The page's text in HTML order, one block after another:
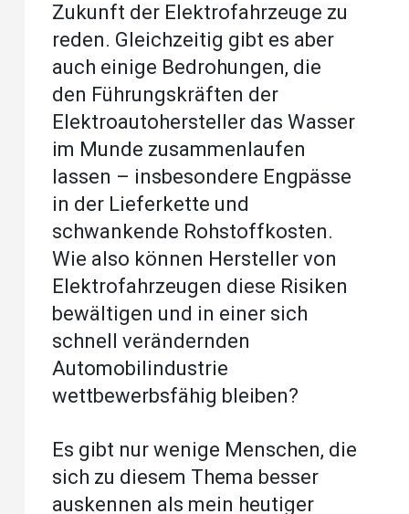
Zukunft der Elektrofahrzeuge zu
reden. Gleichzeitig gibt es aber
auch einige Bedrohungen, die
den Führungskräften der
Elektroautohersteller das Wasser
im Munde zusammenlaufen
lassen – insbesondere Engpässe
in der Lieferkette und
schwankende Rohstoffkosten.
Wie also können Hersteller von
Elektrofahrzeugen diese Risiken
bewältigen und in einer sich
schnell verändernden
Automobilindustrie
wettbewerbsfähig bleiben?
Es gibt nur wenige Menschen, die
sich zu diesem Thema besser
auskennen als mein heutiger